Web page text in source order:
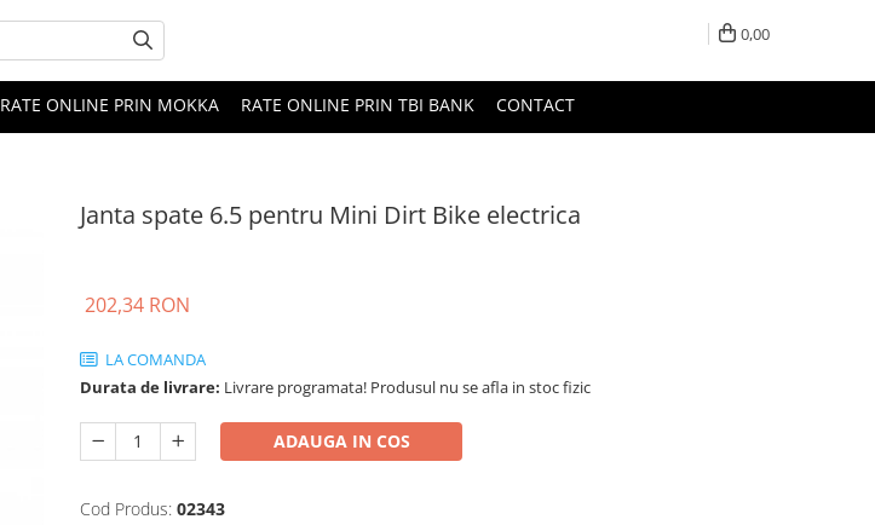
0,00
RATE ONLINE PRIN MOKKA RATE ONLINE PRIN TBI BANK CONTACT
Janta spate 6.5 pentru Mini Dirt Bike electrica
202,34 RON
LA COMANDA
Durata de livrare: Livrare programata! Produsul nu se afla in stoc fizic
ADAUGA IN COS
Cod Produs: 02343